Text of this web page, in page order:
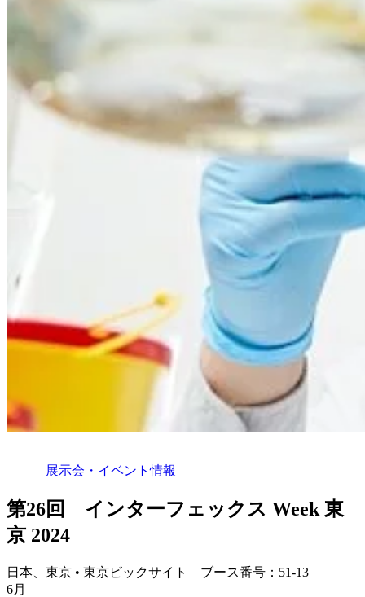
展示会・イベント情報
第26回 インターフェックス Week 東
京 2024
日本、東京 • 東京ビックサイト ブース番号：51-13
6月